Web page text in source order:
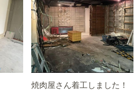
焼肉屋さん着工しました！